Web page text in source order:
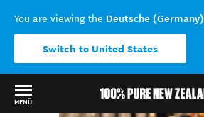
You are viewing the Deutsche (Germany)
Switch to United States
MENÜ